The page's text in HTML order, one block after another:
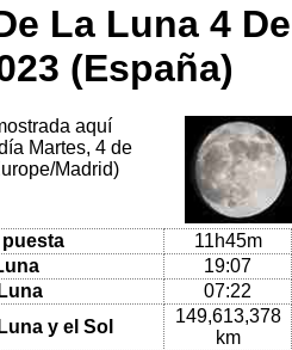
La Luna 4 De
(España)
aquí
Martes, 4 de
Madrid)
puesta
11h45m
19:07
07:22
y el Sol
149,613,378
km